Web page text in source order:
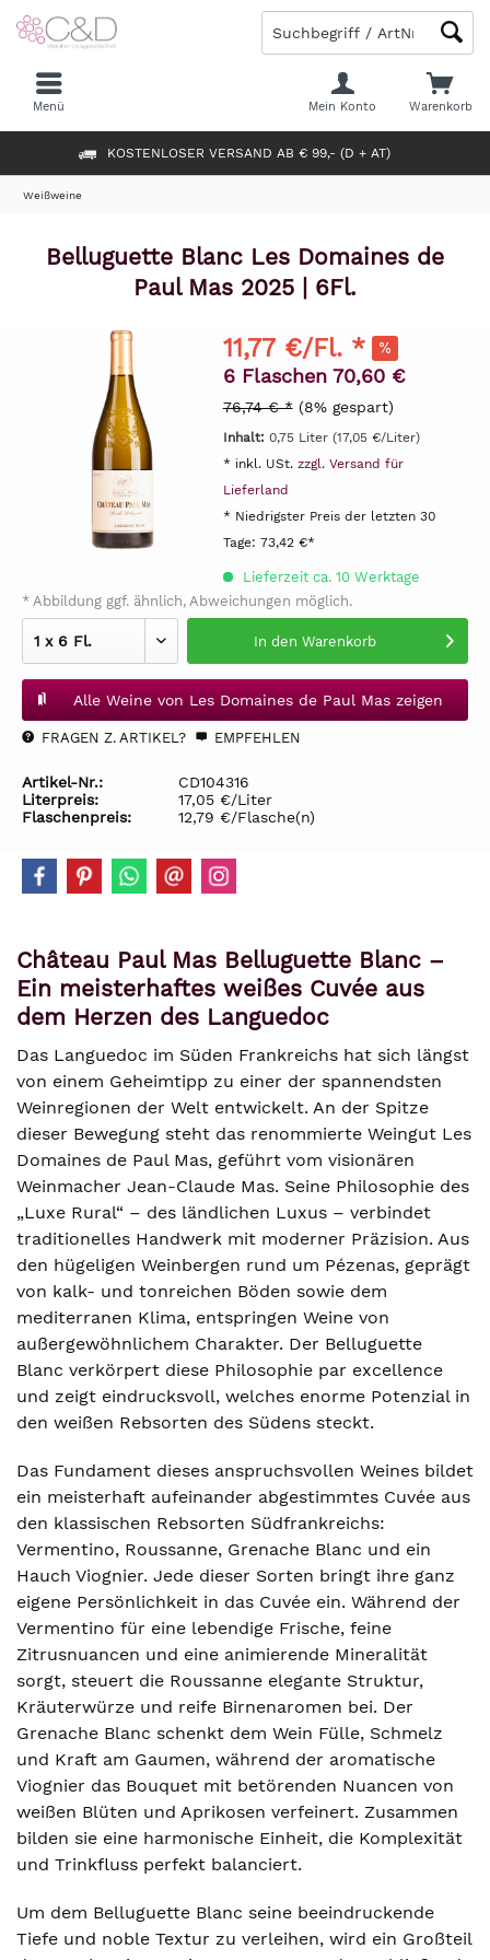
KOSTENLOSER VERSAND AB € 99,- (D + AT)
Warenkorb
Mein Konto
Menü
Weißweine
Belluguette Blanc Les Domaines de
Paul Mas 2025 | 6Fl.
11,77 €/Fl. *
6 Flaschen 70,60 €
76,74 € * (8% gespart)
Inhalt: 0,75 Liter (17,05 €/Liter)
* inkl. USt. zzgl. Versand für
Lieferland
* Niedrigster Preis der letzten 30
Tage: 73,42 €*
Lieferzeit ca. 10 Werktage
* Abbildung ggf. ähnlich, Abweichungen möglich.
In den Warenkorb
Alle Weine von Les Domaines de Paul Mas zeigen
FRAGEN Z. ARTIKEL? EMPFEHLEN
Artikel-Nr.:
CD104316
Literpreis:
17,05 €/Liter
Flaschenpreis:
12,79 €/Flasche(n)
Château Paul Mas Belluguette Blanc –
Ein meisterhaftes weißes Cuvée aus
dem Herzen des Languedoc
Das Languedoc im Süden Frankreichs hat sich längst
von einem Geheimtipp zu einer der spannendsten
Weinregionen der Welt entwickelt. An der Spitze
dieser Bewegung steht das renommierte Weingut Les
Domaines de Paul Mas, geführt vom visionären
Weinmacher Jean-Claude Mas. Seine Philosophie des
„Luxe Rural“ – des ländlichen Luxus – verbindet
traditionelles Handwerk mit moderner Präzision. Aus
den hügeligen Weinbergen rund um Pézenas, geprägt
von kalk- und tonreichen Böden sowie dem
mediterranen Klima, entspringen Weine von
außergewöhnlichem Charakter. Der Belluguette
Blanc verkörpert diese Philosophie par excellence
und zeigt eindrucksvoll, welches enorme Potenzial in
den weißen Rebsorten des Südens steckt.
Das Fundament dieses anspruchsvollen Weines bildet
ein meisterhaft aufeinander abgestimmtes Cuvée aus
den klassischen Rebsorten Südfrankreichs:
Vermentino, Roussanne, Grenache Blanc und ein
Hauch Viognier. Jede dieser Sorten bringt ihre ganz
eigene Persönlichkeit in das Cuvée ein. Während der
Vermentino für eine lebendige Frische, feine
Zitrusnuancen und eine animierende Mineralität
sorgt, steuert die Roussanne elegante Struktur,
Kräuterwürze und reife Birnenaromen bei. Der
Grenache Blanc schenkt dem Wein Fülle, Schmelz
und Kraft am Gaumen, während der aromatische
Viognier das Bouquet mit betörenden Nuancen von
weißen Blüten und Aprikosen verfeinert. Zusammen
bilden sie eine harmonische Einheit, die Komplexität
und Trinkfluss perfekt balanciert.
Um dem Belluguette Blanc seine beeindruckende
Tiefe und noble Textur zu verleihen, wird ein Großteil